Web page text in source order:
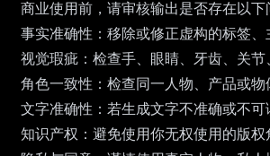
商业使用前，请审核输出是否存在以下
事实准确性：移除或修正虚构的标签、
视觉瑕疵：检查手、眼睛、牙齿、关节
角色一致性：检查同一人物、产品或物
文字准确性：若生成文字不准确或不
知识产权：避免使用你无权使用的版权